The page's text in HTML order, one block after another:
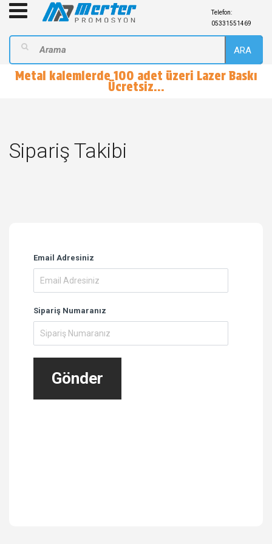
Telefon:
05331551469
ARA
Metal kalemlerde 100 adet üzeri Lazer Baskı
Ücretsiz...
Sipariş Takibi
Email Adresiniz
Sipariş Numaranız